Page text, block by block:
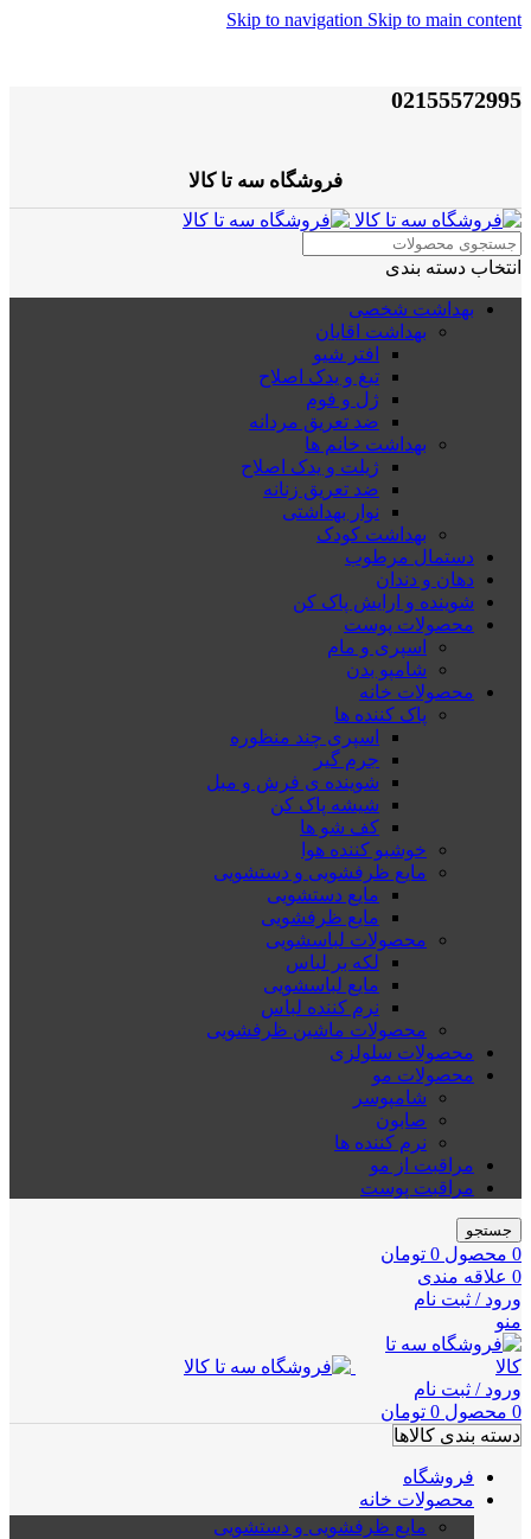
Skip to navigation Skip to main content
02155572995
فروشگاه سه تا کالا
انتخاب دسته بندی
بهداشت شخصی
بهداشت اقایان
افتر شیو
تیغ و یدک اصلاح
ژل و فوم
ضد تعریق مردانه
بهداشت خانم ها
ژیلت و یدک اصلاح
ضد تعریق زنانه
نوار بهداشتی
بهداشت کودک
دستمال مرطوب
دهان و دندان
شوینده و ارایش پاک کن
محصولات پوست
اسپری و مام
شامپو بدن
محصولات خانه
پاک کننده ها
اسپری چند منظوره
جرم گیر
شوینده ی فرش و مبل
شیشه پاک کن
کف شو ها
خوشبو کننده هوا
مایع ظرفشویی و دستشویی
مایع دستشویی
مایع ظرفشویی
محصولات لباسشویی
لکه بر لباس
مایع لباسشویی
نرم کننده لباس
محصولات ماشین ظرفشویی
محصولات سلولزی
محصولات مو
شامپوسر
صابون
نرم کننده ها
مراقبت از مو
مراقبت پوست
جستجو
0 محصول 0 تومان
0 علاقه مندی
ورود / ثبت نام
منو
ورود / ثبت نام
0 محصول 0 تومان
دسته بندی کالاها
فروشگاه
محصولات خانه
مایع ظرفشویی و دستشویی